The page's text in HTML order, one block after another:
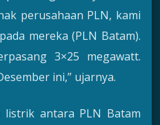
perusahaan PLN, kami
mereka (PLN Batam).
3×25 megawatt.
ini,” ujarnya.
listrik antara PLN Batam